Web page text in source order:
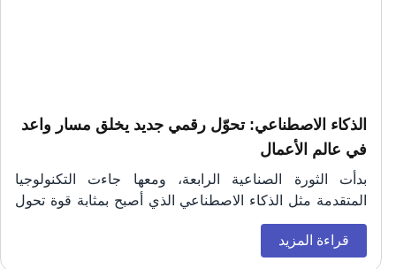
الذكاء الاصطناعي: تحوّل رقمي جديد يخلق مسار واعد
في عالم الأعمال
بدأت الثورة الصناعية الرابعة، ومعها جاءت التكنولوجيا
المتقدمة مثل الذكاء الاصطناعي الذي أصبح بمثابة قوة تحول
رئيسية في العالم. هذه التقنية الجديدة توفر فرصا لا حصر لها
للابتكار والتحسين، ولكنها تتطلب أيضًا نظرة استراتيجية
لمواكبة التقدم.
الذكاء الاصطناعي، بقدرته الهائلة على تحليل البيانات بسرعة
ودقة غير مسبوقة، سيغير الطريقة التي ندير بها الأعمال ونتخذ
قراءة المزيد